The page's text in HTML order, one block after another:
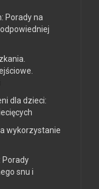
Porady na
dla dzieci:
wykorzystanie
Porady
snu i